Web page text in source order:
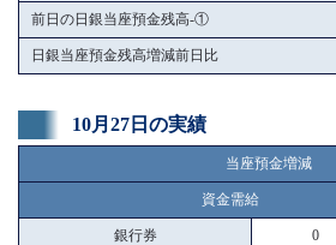
前日の日銀当座預金残高-①
日銀当座預金残高増減前日比
10月27日の実績
当座預金増減
資金需給
銀行券 0